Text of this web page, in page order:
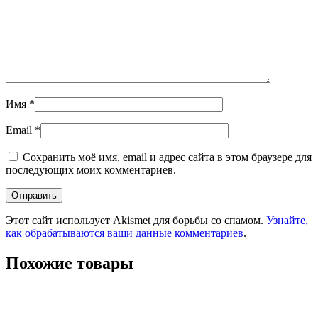
Имя *
Email *
Сохранить моё имя, email и адрес сайта в этом браузере для
последующих моих комментариев.
Этот сайт использует Akismet для борьбы со спамом. Узнайте,
как обрабатываются ваши данные комментариев.
Похожие товары